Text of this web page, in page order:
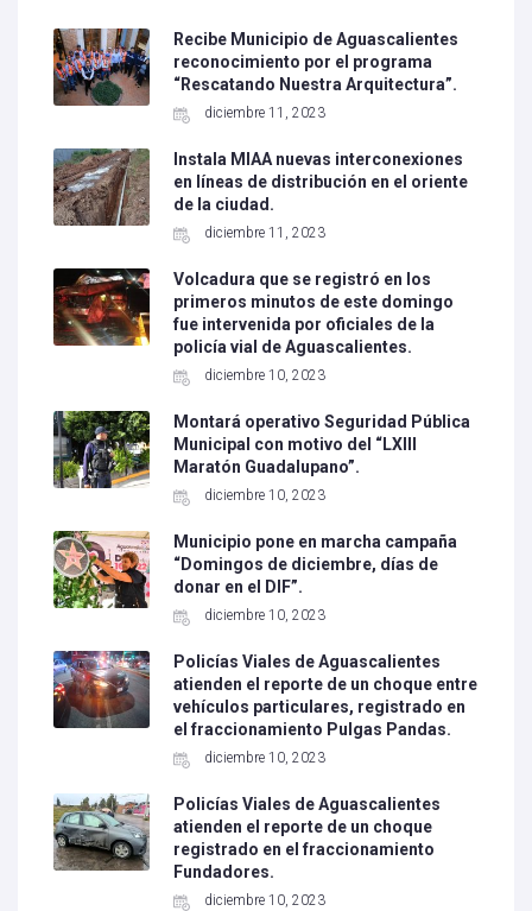
Recibe Municipio de Aguascalientes
reconocimiento por el programa
“Rescatando Nuestra Arquitectura”.
diciembre 11, 2023
Instala MIAA nuevas interconexiones
en líneas de distribución en el oriente
de la ciudad.
diciembre 11, 2023
Volcadura que se registró en los
primeros minutos de este domingo
fue intervenida por oficiales de la
policía vial de Aguascalientes.
diciembre 10, 2023
Montará operativo Seguridad Pública
Municipal con motivo del “LXIII
Maratón Guadalupano”.
diciembre 10, 2023
Municipio pone en marcha campaña
“Domingos de diciembre, días de
donar en el DIF”.
diciembre 10, 2023
Policías Viales de Aguascalientes
atienden el reporte de un choque entre
vehículos particulares, registrado en
el fraccionamiento Pulgas Pandas.
diciembre 10, 2023
Policías Viales de Aguascalientes
atienden el reporte de un choque
registrado en el fraccionamiento
Fundadores.
diciembre 10, 2023